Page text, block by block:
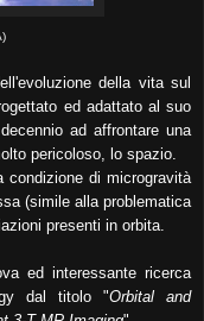
della vita sul
ed adattato al suo
ad affrontare una
pericoloso, lo spazio.
condizione di microgravità
(simile alla problematica
presenti in orbita.
ed interessante ricerca
dal titolo "Orbital and